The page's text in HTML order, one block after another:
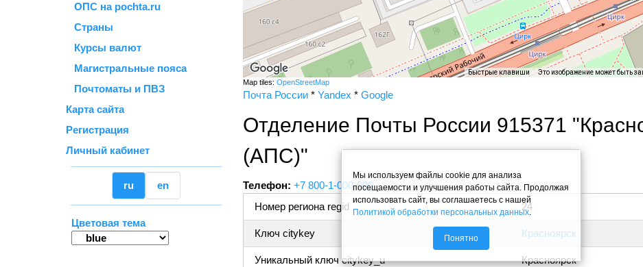
ОПС на pochta.ru
Страны
Курсы валют
Магистральные пояса
Почтоматы и ПВЗ
Карта сайта
Регистрация
Личный кабинет
ru en
Цветовая тема
Быстрые клавиши Это изображение может быть
Map tiles: OpenStreetMap
Почта России * Yandex * Google
Отделение Почты России 915371
(АПС)"
Телефон: +7 800-1-000-000
Номер региона regid
24
Ключ citykey Красноярск
Уникальный ключ citykey_u Красноярск
Мы используем файлы cookie для анализа
посещаемости и улучшения работы сайта. Продолжая
использовать сайт, вы соглашаетесь с нашей
Политикой обработки персональных данных.
Понятно